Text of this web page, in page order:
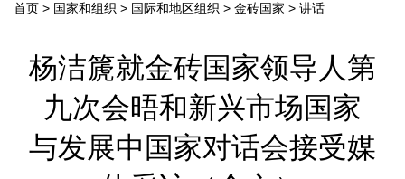
首页 > 国家和组织 > 国际和地区组织 > 金砖国家 > 讲话
杨洁篪就金砖国家领导人第
九次会晤和新兴市场国家
与发展中国家对话会接受媒